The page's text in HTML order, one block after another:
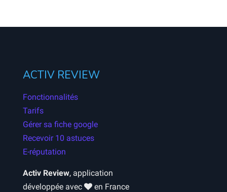
ACTIV REVIEW
Fonctionnalités
Tarifs
Gérer sa fiche google
Recevoir 10 astuces
E-réputation
Activ Review, application
développée avec
en France